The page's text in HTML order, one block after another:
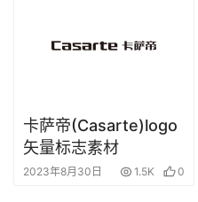
卡萨帝(Casarte)logo
矢量标志素材
2023年8月30日 1.5K 0